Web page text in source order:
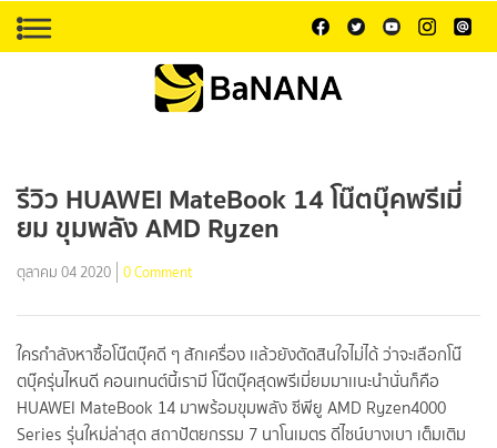
รีวิว HUAWEI MateBook 14 โน๊ตบุ๊คพรีเมี่
ยม ขุมพลัง AMD Ryzen
ตุลาคม 04 2020 0 Comment
ใครกำลังหาซื้อโน๊ตบุ๊คดี ๆ สักเครื่อง เเล้วยังตัดสินใจไม่ได้ ว่าจะเลือกโน๊
ตบุ๊ครุ่นไหนดี คอนเทนต์นี้เรามี โน๊ตบุ๊คสุดพรีเมี่ยมมาเเนะนำนั่นก็คือ
HUAWEI MateBook 14 มาพร้อมขุมพลัง ซีพียู AMD Ryzen4000
Series รุ่นใหม่ล่าสุด สถาปัตยกรรม 7 นาโนเมตร ดีไซน์บางเบา เต็มเติม